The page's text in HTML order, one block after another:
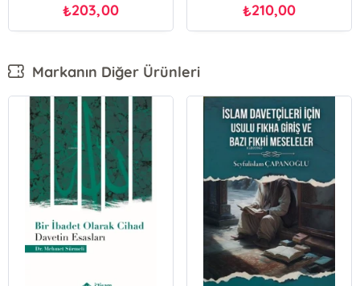
₺203,00 ₺210,00
Markanın Diğer Ürünleri